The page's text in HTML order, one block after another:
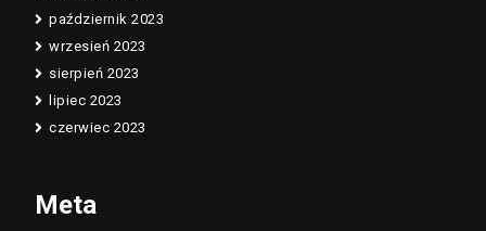
październik 2023
wrzesień 2023
sierpień 2023
lipiec 2023
czerwiec 2023
Meta